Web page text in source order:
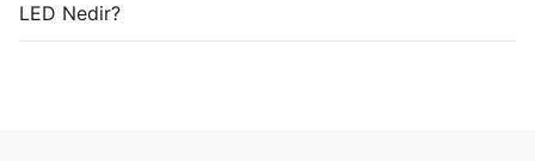
LED Nedir?